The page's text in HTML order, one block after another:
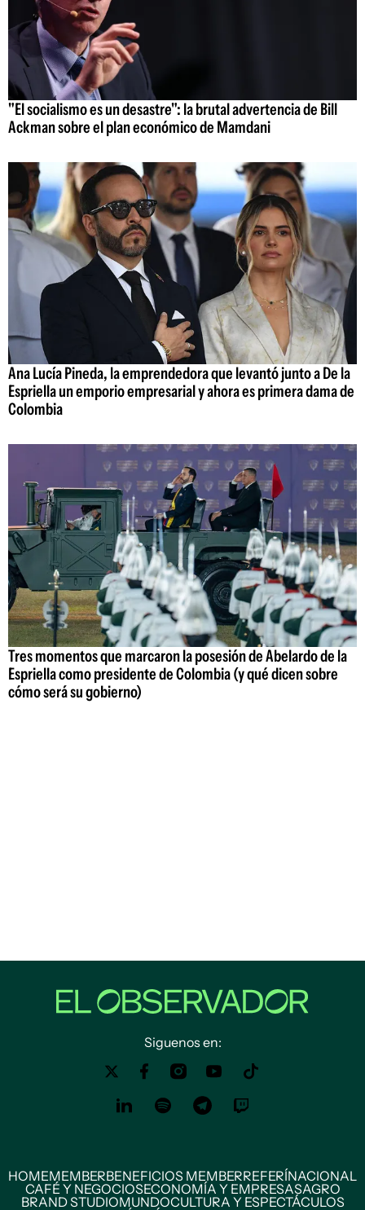
"El socialismo es un desastre": la brutal advertencia de Bill
Ackman sobre el plan económico de Mamdani
Ana Lucía Pineda, la emprendedora que levantó junto a De la
Espriella un emporio empresarial y ahora es primera dama de
Colombia
Tres momentos que marcaron la posesión de Abelardo de la
Espriella como presidente de Colombia (y qué dicen sobre
cómo será su gobierno)
Siguenos en:
HOMEMEMBERBENEFICIOS MEMBERREFERÍNACIONAL
CAFÉ Y NEGOCIOSECONOMÍA Y EMPRESASAGRO
BRAND STUDIOMUNDOCULTURA Y ESPECTÁCULOS